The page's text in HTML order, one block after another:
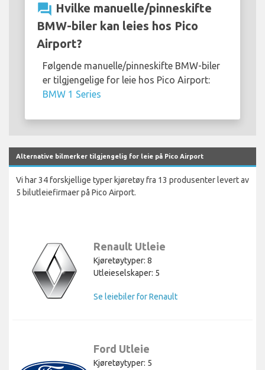
question_answer Hvilke manuelle/pinneskifte
BMW-biler kan leies hos Pico
Airport?
Følgende manuelle/pinneskifte BMW-biler
er tilgjengelige for leie hos Pico Airport:
BMW 1 Series
Alternative bilmerker tilgjengelig for leie på Pico Airport
Vi har 34 forskjellige typer kjøretøy fra 13 produsenter levert av
5 bilutleiefirmaer på Pico Airport.
Renault Utleie
Kjøretøytyper: 8
Utleieselskaper: 5
Se leiebiler for Renault
Ford Utleie
Kjøretøytyper: 5